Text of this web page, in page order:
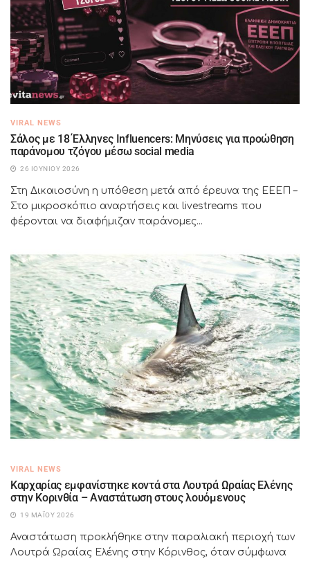
VIRAL NEWS
Σάλος με 18 Έλληνες Influencers: Μηνύσεις για προώθηση
παράνομου τζόγου μέσω social media
26 ΙΟΥΝΊΟΥ 2026
Στη Δικαιοσύνη η υπόθεση μετά από έρευνα της ΕΕΕΠ –
Στο μικροσκόπιο αναρτήσεις και livestreams που
φέρονται να διαφήμιζαν παράνομες...
VIRAL NEWS
Καρχαρίας εμφανίστηκε κοντά στα Λουτρά Ωραίας Ελένης
στην Κορινθία – Αναστάτωση στους λουόμενους
19 ΜΑΪ́ΟΥ 2026
Αναστάτωση προκλήθηκε στην παραλιακή περιοχή των
Λουτρά Ωραίας Ελένης στην Κόρινθος, όταν σύμφωνα